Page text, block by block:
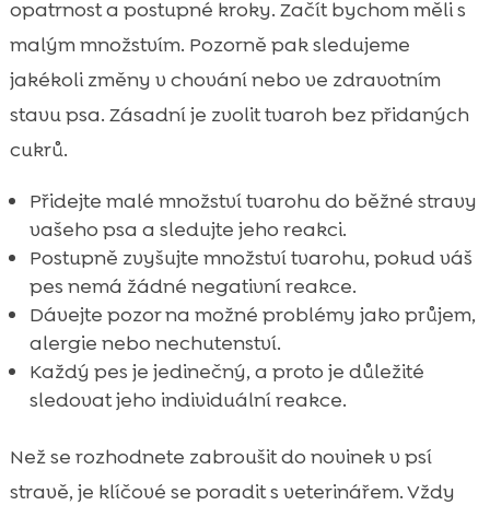
opatrnost a postupné kroky. Začít bychom měli s
malým množstvím. Pozorně pak sledujeme
jakékoli změny v chování nebo ve zdravotním
stavu psa. Zásadní je zvolit tvaroh bez přidaných
cukrů.
Přidejte malé množství tvarohu do běžné stravy
vašeho psa a sledujte jeho reakci.
Postupně zvyšujte množství tvarohu, pokud váš
pes nemá žádné negativní reakce.
Dávejte pozor na možné problémy jako průjem,
alergie nebo nechutenství.
Každý pes je jedinečný, a proto je důležité
sledovat jeho individuální reakce.
Než se rozhodnete zabroušit do novinek v psí
stravě, je klíčové se poradit s veterinářem. Vždy